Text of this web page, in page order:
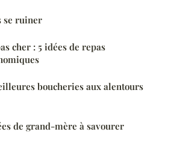
se ruiner
cher : 5 idées de repas
boucheries aux alentours
de grand-mère à savourer